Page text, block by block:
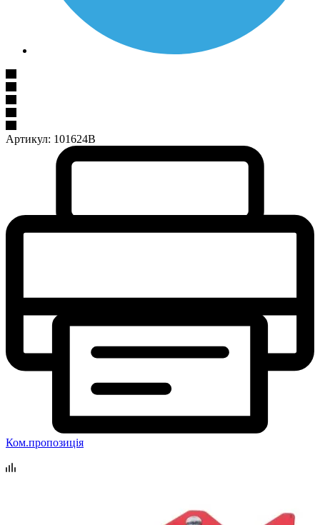
Артикул: 101624B
Ком.пропозиція